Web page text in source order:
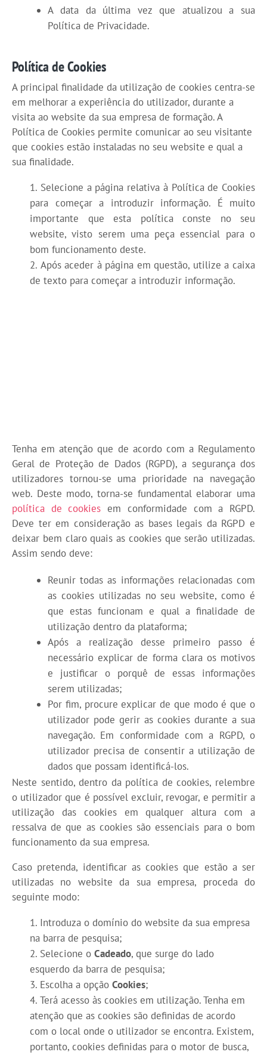
A data da última vez que atualizou a sua
Política de Privacidade.
Política de Cookies
A principal finalidade da utilização de cookies centra-se
em melhorar a experiência do utilizador, durante a
visita ao website da sua empresa de formação. A
Política de Cookies permite comunicar ao seu visitante
que cookies estão instaladas no seu website e qual a
sua finalidade.
Selecione a página relativa à Política de Cookies
para começar a introduzir informação. É muito
importante que esta política conste no seu
website, visto serem uma peça essencial para o
bom funcionamento deste.
Após aceder à página em questão, utilize a caixa
de texto para começar a introduzir informação.
Tenha em atenção que de acordo com a Regulamento
Geral de Proteção de Dados (RGPD), a segurança dos
utilizadores tornou-se uma prioridade na navegação
web. Deste modo, torna-se fundamental elaborar uma
política de cookies em conformidade com a RGPD.
Deve ter em consideração as bases legais da RGPD e
deixar bem claro quais as cookies que serão utilizadas.
Assim sendo deve:
Reunir todas as informações relacionadas com
as cookies utilizadas no seu website, como é
que estas funcionam e qual a finalidade de
utilização dentro da plataforma;
Após a realização desse primeiro passo é
necessário explicar de forma clara os motivos
e justificar o porquê de essas informações
serem utilizadas;
Por fim, procure explicar de que modo é que o
utilizador pode gerir as cookies durante a sua
navegação. Em conformidade com a RGPD, o
utilizador precisa de consentir a utilização de
dados que possam identificá-los.
Neste sentido, dentro da política de cookies, relembre
o utilizador que é possível excluir, revogar, e permitir a
utilização das cookies em qualquer altura com a
ressalva de que as cookies são essenciais para o bom
funcionamento da sua empresa.
Caso pretenda, identificar as cookies que estão a ser
utilizadas no website da sua empresa, proceda do
seguinte modo:
Introduza o domínio do website da sua empresa
na barra de pesquisa;
Selecione o Cadeado, que surge do lado
esquerdo da barra de pesquisa;
Escolha a opção Cookies;
Terá acesso às cookies em utilização. Tenha em
atenção que as cookies são definidas de acordo
com o local onde o utilizador se encontra. Existem,
portanto, cookies definidas para o motor de busca,